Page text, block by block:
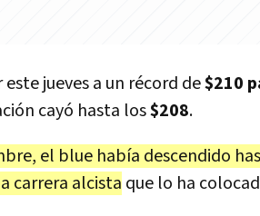
jueves a un récord de$210
cayó hasta los$208.
el blue había descendido
carrera alcista que lo ha